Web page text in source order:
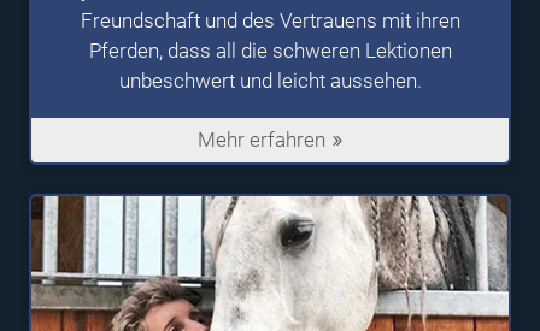
Freundschaft und des Vertrauens mit ihren
Pferden, dass all die schweren Lektionen
unbeschwert und leicht aussehen.
Mehr erfahren